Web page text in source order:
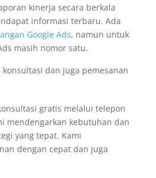
kinerja secara berkala
informasi terbaru. Ada
Google Ads, namun untuk
masih nomor satu.
konsultasi dan juga pemesanan
gratis melalui telepon
mendengarkan kebutuhan dan
yang tepat. Kami
dengan cepat dan juga